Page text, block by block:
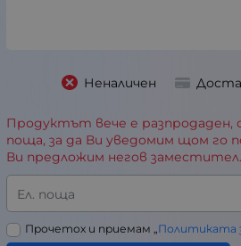
Неналичен
Продуктът вече е
поща, за да Ви уведомим щом го
Ви предложим негов заместител.
Ел. поща
Прочетох и приемам „ Политиката